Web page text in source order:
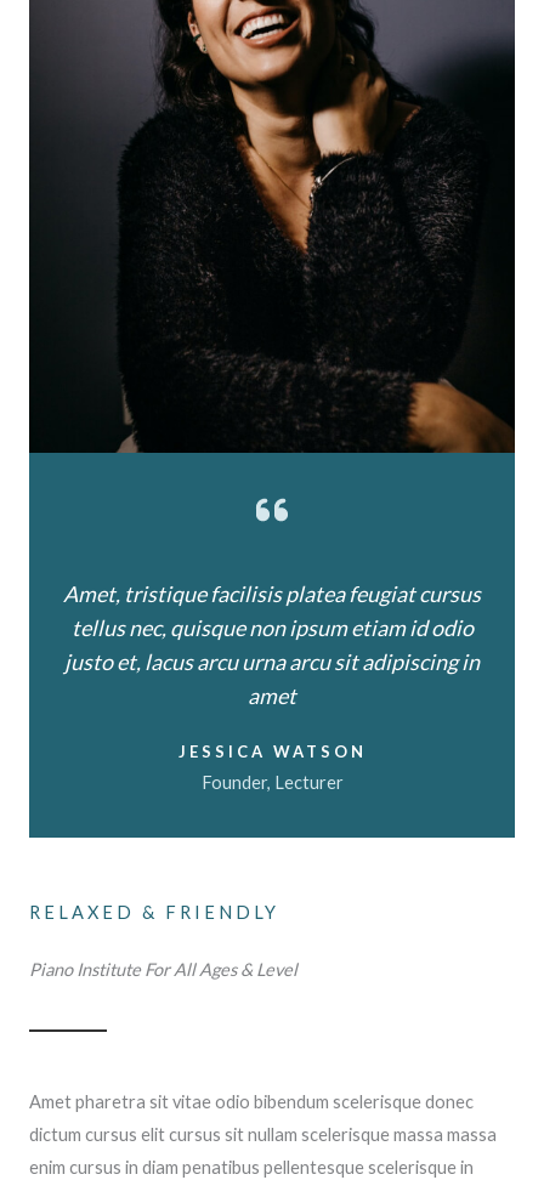
Amet, tristique facilisis platea feugiat cursus
tellus nec, quisque non ipsum etiam id odio
justo et, lacus arcu urna arcu sit adipiscing in
amet
JESSICA WATSON
Founder, Lecturer
RELAXED & FRIENDLY
Piano Institute For All Ages & Level
Amet pharetra sit vitae odio bibendum scelerisque donec
dictum cursus elit cursus sit nullam scelerisque massa massa
enim cursus in diam penatibus pellentesque scelerisque in